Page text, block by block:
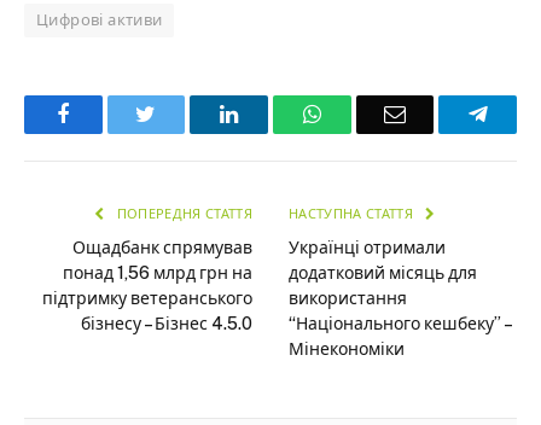
Цифрові активи
Facebook LinkedInWhatsAppEmail
ПОПЕРЕДНЯ СТАТТЯ
Ощадбанк спрямував
понад 1,56 млрд грн на
підтримку ветеранського
бізнесу – Бізнес 4.5.0
НАСТУПНА СТАТТЯ
Українці отримали
додатковий місяць для
використання
“Національного кешбеку” –
Мінекономіки